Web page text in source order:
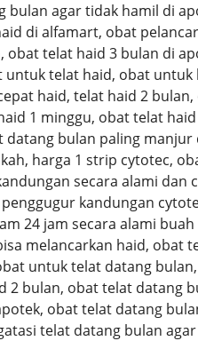
bulan agar tidak hamil di
di alfamart, obat
telat haid 3 bulan di
telat haid, obat untuk
haid, telat haid 2
1 minggu, obat telat
bulan paling manjur
harga 1 strip cytotec,
secara alami dan
kandungan
24 jam secara alami
melancarkan haid, obat
untuk telat datang
2 bulan, obat telat datang
obat telat datang
telat datang bulan